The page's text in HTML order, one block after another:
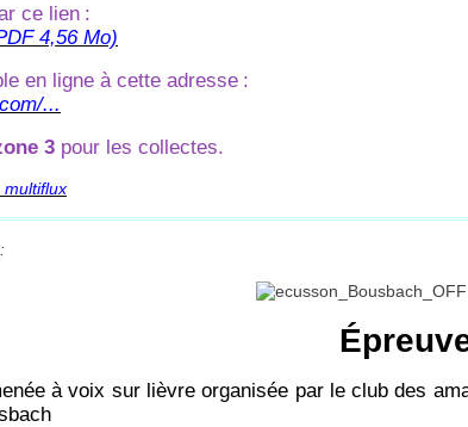
ce lien :
4,56 Mo)
en ligne à cette adresse :
...
3 pour les collectes.
multiflux
à voix sur lièvre organisée par le club des